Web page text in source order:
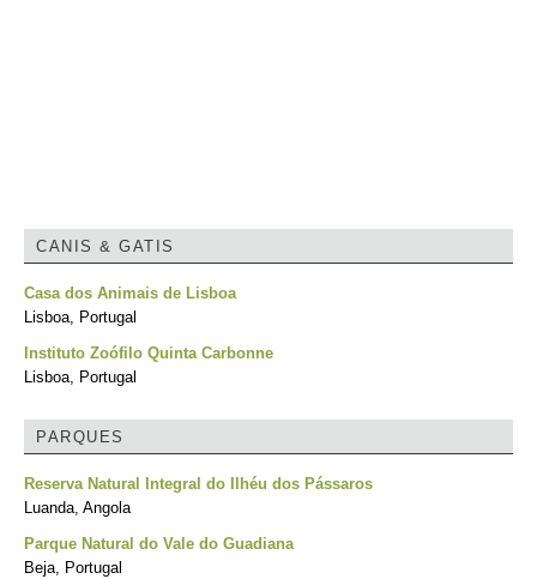
CANIS & GATIS
Casa dos Animais de Lisboa
Lisboa, Portugal
Instituto Zoófilo Quinta Carbonne
Lisboa, Portugal
PARQUES
Reserva Natural Integral do Ilhéu dos Pássaros
Luanda, Angola
Parque Natural do Vale do Guadiana
Beja, Portugal